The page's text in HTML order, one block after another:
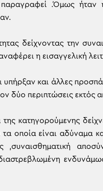
.Όμως ήταν
δείχνοντας την
η εισαγγελική
και άλλες
δύο περιπτώσεις εκτός
κατηγορούμενης
οποία είναι αδύναμα
,συναισθηματική